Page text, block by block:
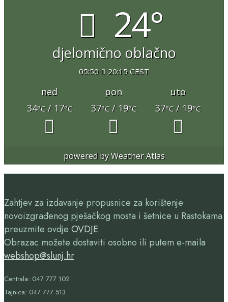
24°
djelomično oblačno
05:50 20:15 CEST
ned pon
uto
34°C/ 17°C 37°C/ 19°C 37°C/ 19°C
powered byWeather Atlas
Zahtjev za izdavanje propusnice za korištenje
novoizgrađenog pješačkog mosta i šetnice u Rastokama
preuzmite ovdje OVDJE
Obrazac možete dostaviti osobno ili putem e-maila
webshop@slunj.hr
Centrala: 047 777 102
Tajnica: 047 777 513